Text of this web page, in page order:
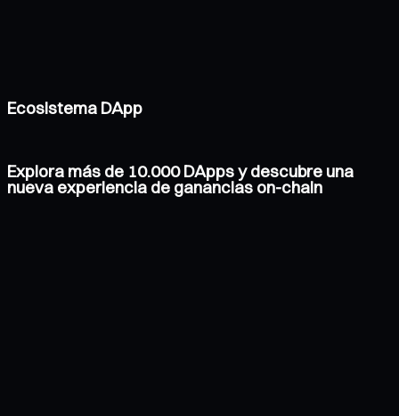
Ecosistema DApp
Explora más de 10.000 DApps y descubre una
nueva experiencia de ganancias on-chain